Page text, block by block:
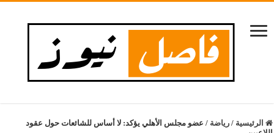
الرئيسية / رياضة / عضو مجلس الأهلي يؤكد: لا أساس للشائعات حول عقود